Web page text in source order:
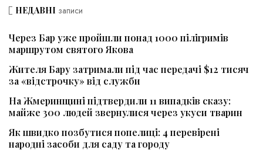
НЕДАВНІ записи
Через Бар уже пройшли понад 1000 пілігримів
маршрутом святого Якова
Жителя Бару затримали під час передачі $12 тисяч
за «відстрочку» від служби
На Жмеринщині підтвердили 11 випадків сказу:
майже 300 людей звернулися через укуси тварин
Як швидко позбутися попелиці: 4 перевірені
народні засоби для саду та городу